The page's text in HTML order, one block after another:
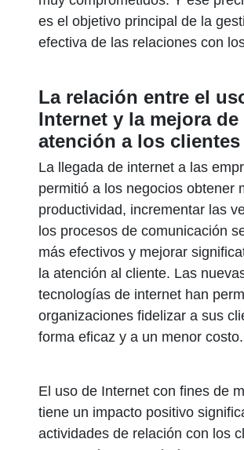
es el objetivo principal de la
efectiva de las relaciones con
La relación entre el
Internet y la mejora de
atención a los clientes
La llegada de internet a las
permitió a los negocios obtener
productividad, incrementar las
los procesos de comunicación
más efectivos y mejorar
la atención al cliente. Las
tecnologías de internet han
organizaciones fidelizar a sus
forma eficaz y a un menor costo.
El uso de Internet con fines de
tiene un impacto positivo
actividades de relación con los